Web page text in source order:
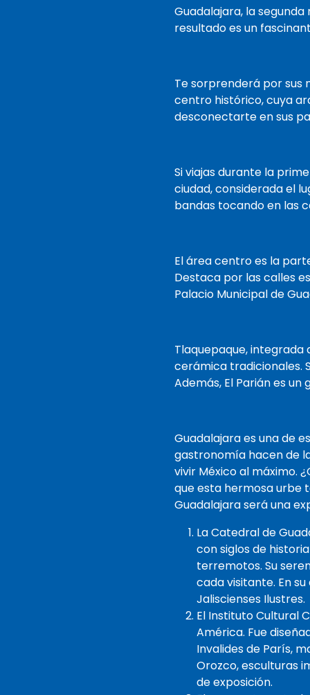
que normalmente se
recopilan en el momento
de la entrega y estaremos
antes de que se de cuenta!
Guadalajara, la
resultado es un
Te sorprenderá por sus
centro histórico, cuya
desconectarte en sus
Si viajas durante la
ciudad, considerada el
bandas tocando en las
El área centro es la
Destaca por las calles
Palacio Municipal de
Tlaquepaque, integrada
cerámica tradicionales.
Además, El Parián es
Guadalajara es una de
gastronomía hacen de
vivir México al máximo.
que esta hermosa urbe
Guadalajara será una
La Catedral de
con siglos de
terremotos. Su
cada visitante. En
Jaliscienses Ilustres.
El Instituto Cultural
América. Fue
Invalides de París,
Orozco, esculturas
de exposición.